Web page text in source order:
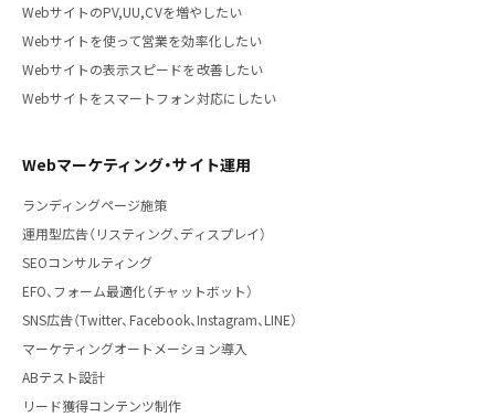
WebサイトのPV,UU,CVを増やしたい
Webサイトを使って営業を効率化したい
Webサイトの表示スピードを改善したい
Webサイトをスマートフォン対応にしたい
Webマーケティング・サイト運用
ランディングページ施策
運用型広告（リスティング、ディスプレイ）
SEOコンサルティング
EFO、フォーム最適化（チャットボット）
SNS広告（Twitter、Facebook、Instagram、LINE）
マーケティングオートメーション導入
ABテスト設計
リード獲得コンテンツ制作